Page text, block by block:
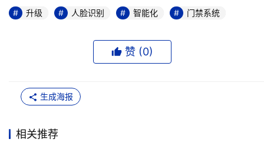
级。譬如图普科技开发了集门禁访客于一体的解决方案，支
级。企业无需彻底重新安装门禁系统，这也意味着成本效益
的最大化，把对企业运营的影响降到最低。 尽管人脸识别
的脚步加快，人脸识别门禁系统的热度逐渐上升，各大小
区、办公大楼、学校等场所逐渐升级门禁，启用新兴的人脸
识别门禁系统。以更先进的技术、更合理的流程，在不降低
安全标准的前提下，提高通行效率和访客体验，更好的展示
升级 人脸识别 智能化 门禁系统
赞 (0)
生成海报
相关推荐